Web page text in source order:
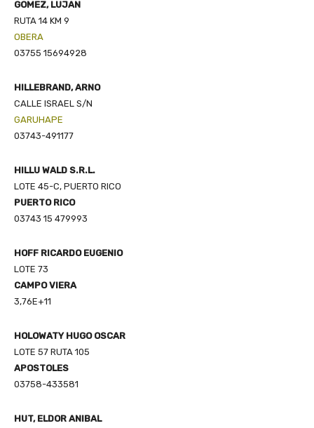
GOMEZ, LUJAN
RUTA 14 KM 9
OBERA
03755 15694928
HILLEBRAND, ARNO
CALLE ISRAEL S/N
GARUHAPE
03743-491177
HILLU WALD S.R.L.
LOTE 45-C, PUERTO RICO
PUERTO RICO
03743 15 479993
HOFF RICARDO EUGENIO
LOTE 73
CAMPO VIERA
3,76E+11
HOLOWATY HUGO OSCAR
LOTE 57 RUTA 105
APOSTOLES
03758-433581
HUT, ELDOR ANIBAL